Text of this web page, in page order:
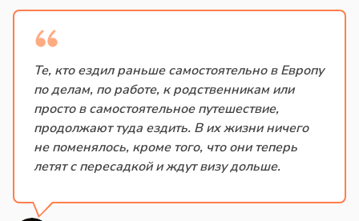
19:27
Те, кто ездил раньше самостоятельно в Европу
по делам, по работе, к родственникам или
просто в самостоятельное путешествие,
продолжают туда ездить. В их жизни ничего
не поменялось, кроме того, что они теперь
летят с пересадкой и ждут визу дольше.